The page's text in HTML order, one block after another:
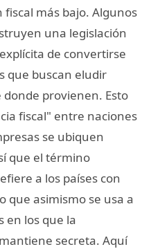
más bajo. Algunos
una legislación
de convertirse
que buscan eludir
donde provienen. Esto
fiscal" entre naciones
se ubiquen
que el término
a los países con
que asimismo se usa a
en los que la
secreta. Aquí